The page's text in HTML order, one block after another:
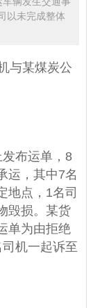
以未完成整体
与某煤炭公
布运单，8
运，其中7名
地点，1名司
毁损。某货
单为由拒绝
机一起诉至